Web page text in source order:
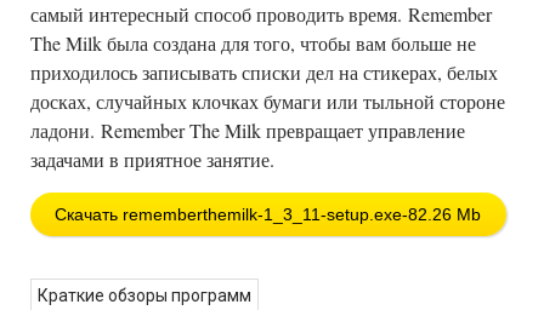
самый интересный способ проводить время. Remember
The Milk была создана для того, чтобы вам больше не
приходилось записывать списки дел на стикерах, белых
досках, случайных клочках бумаги или тыльной стороне
ладони. Remember The Milk превращает управление
задачами в приятное занятие.
Скачать rememberthemilk-1_3_11-setup.exe-82.26 Mb
Краткие обзоры программ